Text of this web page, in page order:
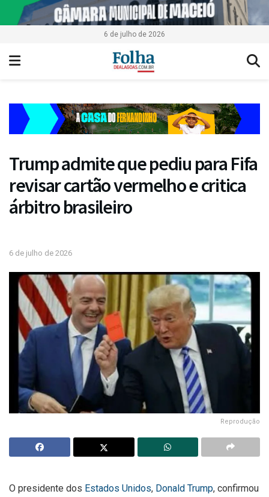
6 de julho de 2026
Trump admite que pediu para Fifa
revisar cartão vermelho e critica
árbitro brasileiro
6 de julho de 2026
Reprodução
O presidente dos Estados Unidos, Donald Trump, confirmou